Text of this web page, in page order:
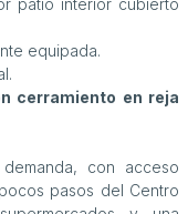
patio interior cubierto
equipada.
cerramiento en reja
con acceso
pasos del Centro